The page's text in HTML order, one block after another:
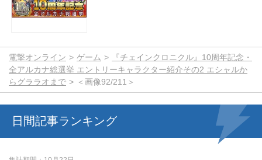
電撃オンライン ゲーム
『チェインクロニクル』10周年記念・
全アルカナ総選挙 エントリーキャラクター紹介その2 エシャルか
らグララオまで
＜画像92/211＞
日間記事ランキング